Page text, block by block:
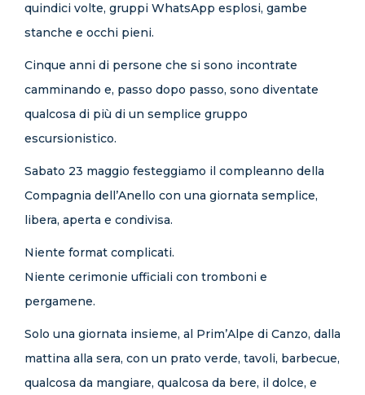
quindici volte, gruppi WhatsApp esplosi, gambe
stanche e occhi pieni.
Cinque anni di persone che si sono incontrate
camminando e, passo dopo passo, sono diventate
qualcosa di più di un semplice gruppo
escursionistico.
Sabato 23 maggio festeggiamo il compleanno della
Compagnia dell’Anello con una giornata semplice,
libera, aperta e condivisa.
Niente format complicati.
Niente cerimonie ufficiali con tromboni e
pergamene.
Solo una giornata insieme, al Prim’Alpe di Canzo, dalla
mattina alla sera, con un prato verde, tavoli, barbecue,
qualcosa da mangiare, qualcosa da bere, il dolce, e